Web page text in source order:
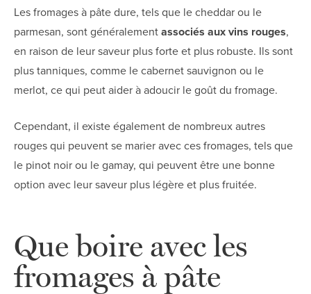
Les fromages à pâte dure, tels que le cheddar ou le
parmesan, sont généralement associés aux vins rouges,
en raison de leur saveur plus forte et plus robuste. Ils sont
plus tanniques, comme le cabernet sauvignon ou le
merlot, ce qui peut aider à adoucir le goût du fromage.
Cependant, il existe également de nombreux autres
rouges qui peuvent se marier avec ces fromages, tels que
le pinot noir ou le gamay, qui peuvent être une bonne
option avec leur saveur plus légère et plus fruitée.
Que boire avec les
fromages à pâte